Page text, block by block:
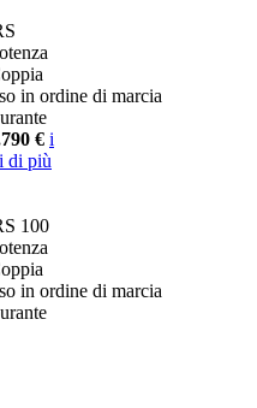
in ordine di marcia
€ i
di più
100
in ordine di marcia